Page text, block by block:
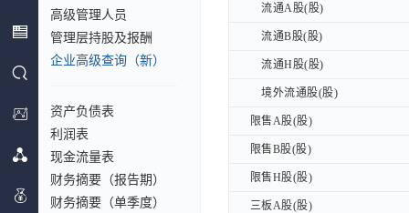
高级管理人员
管理层持股及报酬
企业高级查询（新）
资产负债表
利润表
现金流量表
财务摘要（报告期）
财务摘要（单季度）
流通A股(股)
流通B股(股)
流通H股(股)
境外流通股(股)
限售A股(股)
限售B股(股)
限售H股(股)
三板A股(股)
流通A股(股)
流通B股(股)
流通H股(股)
境外流通股(股)
限售A股(股)
限售B股(股)
限售H股(股)
三板A股(股)